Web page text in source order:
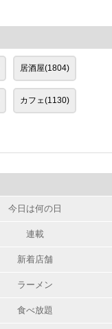
居酒屋(1804)
カフェ(1130)
今日は何の日
連載
新着店舗
ラーメン
食べ放題